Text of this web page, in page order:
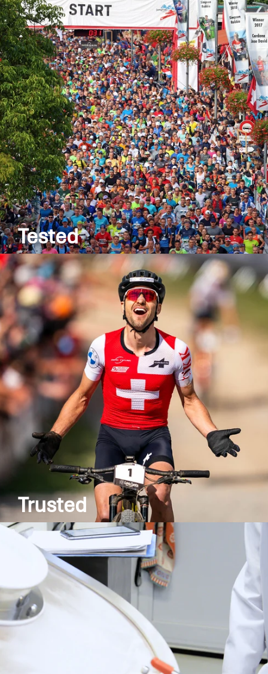
Tested
An mehr als 100 Sportanlässen mit jährlich über
100 000 Athleten werden SPONSER®-Produkte
nicht nur unter Laborbedingungen, sondern
zusätzlich im Praxistest auf Herz und Nieren
geprüft. So sind nicht nur unsere Produkte,
sondern auch unsere Athleten der Konkurrenz
stets einen Schritt voraus.
Trusted
Viele renommierte Athleten vertrauen auf
SPONSER® und unsere Produkte. Ein breites
Netzwerk an Athleten - vom Olympiasieger bis
zum Freizeitsportler – sorgt für einen wertvollen
Erfahrungstransfer.